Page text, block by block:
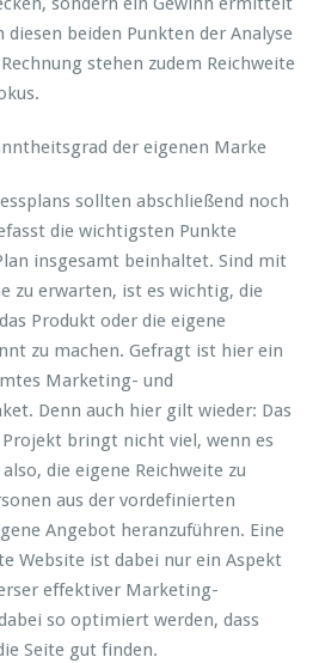
diesen beiden Punkten der Analyse
stehen zudem Reichweite
der eigenen Marke
sollten abschließend noch
die wichtigsten Punkte
insgesamt beinhaltet. Sind mit
zu erwarten, ist es wichtig, die
Produkt oder die eigene
zu machen. Gefragt ist hier ein
Marketing- und
Denn auch hier gilt wieder: Das
bringt nicht viel, wenn es
die eigene Reichweite zu
aus der vordefinierten
Angebot heranzuführen. Eine
Website ist dabei nur ein Aspekt
effektiver Marketing-
so optimiert werden, dass
Seite gut finden.